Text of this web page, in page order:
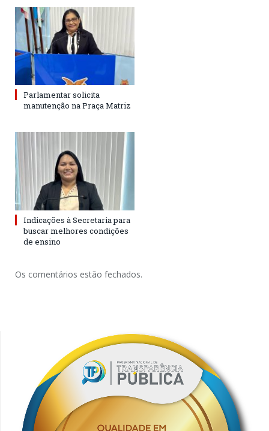
Parlamentar solicita
manutenção na Praça Matriz
Indicações à Secretaria para
buscar melhores condições
de ensino
Os comentários estão fechados.